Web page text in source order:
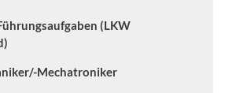
(LKW
Mechatroniker